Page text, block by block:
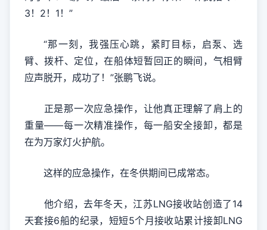
3！2！1！”
“那一刻，我强压心跳，紧盯目标，启泵、选
臂、拨杆、定位，在船体短暂回正的瞬间，气相臂
应声脱开，成功了！”张鹏飞说。
正是那一次应急操作，让他真正理解了肩上的
重量——每一次精准操作，每一船安全接卸，都是
在为万家灯火护航。
这样的应急操作，在冬供期间已成常态。
他介绍，去年冬天，江苏LNG接收站创造了14
天套接6船的纪录，短短5个月接收站累计接卸LNG